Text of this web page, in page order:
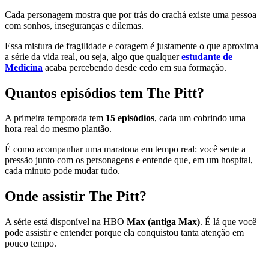
Cada personagem mostra que por trás do crachá existe uma pessoa
com sonhos, inseguranças e dilemas.
Essa mistura de fragilidade e coragem é justamente o que aproxima
a série da vida real, ou seja, algo que qualquerestudante de
Medicina acaba percebendo desde cedo em sua formação.
Quantos episódios tem The Pitt?
A primeira temporada tem 15 episódios, cada um cobrindo uma
hora real do mesmo plantão.
É como acompanhar uma maratona em tempo real: você sente a
pressão junto com os personagens e entende que, em um hospital,
cada minuto pode mudar tudo.
Onde assistir The Pitt?
A série está disponível na HBO Max (antiga Max). É lá que você
pode assistir e entender porque ela conquistou tanta atenção em
pouco tempo.